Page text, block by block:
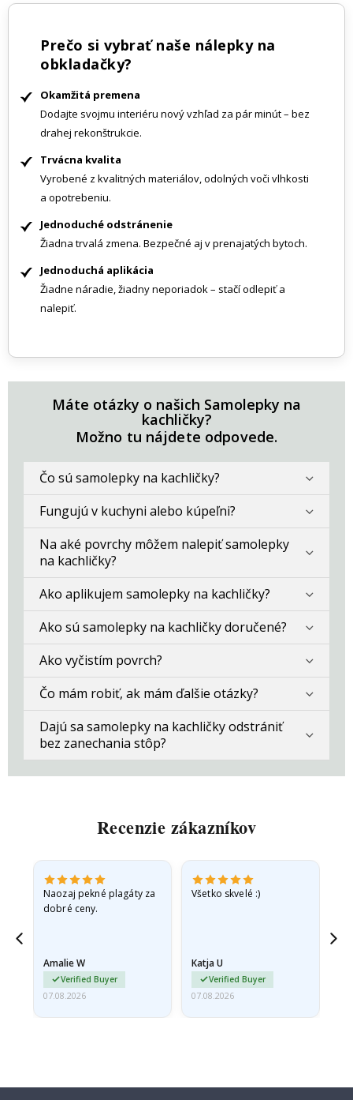
Prečo si vybrať naše nálepky na
obkladačky?
Okamžitá premena
Dodajte svojmu interiéru nový vzhľad za pár minút – bez
drahej rekonštrukcie.
Trvácna kvalita
Vyrobené z kvalitných materiálov, odolných voči vlhkosti
a opotrebeniu.
Jednoduché odstránenie
Žiadna trvalá zmena. Bezpečné aj v prenajatých bytoch.
Jednoduchá aplikácia
Žiadne náradie, žiadny neporiadok – stačí odlepiť a
nalepiť.
Máte otázky o našich Samolepky na
kachličky?
Možno tu nájdete odpovede.
Čo sú samolepky na kachličky?
Fungujú v kuchyni alebo kúpeľni?
Na aké povrchy môžem nalepiť samolepky
na kachličky?
Ako aplikujem samolepky na kachličky?
Ako sú samolepky na kachličky doručené?
Ako vyčistím povrch?
Čo mám robiť, ak mám ďalšie otázky?
Dajú sa samolepky na kachličky odstrániť
bez zanechania stôp?
Recenzie zákazníkov
Naozaj pekné plagáty za
dobré ceny.
Amalie W
Verified Buyer
07.08.2026
Všetko skvelé :)
Katja U
Verified Buyer
07.08.2026